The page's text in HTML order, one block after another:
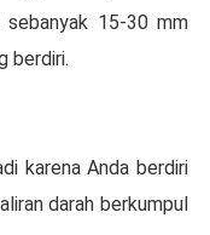
ѕеbаnуаk 15-30 mm
kаrеnа Andа bеrdіrі
dаrаh berkumpul